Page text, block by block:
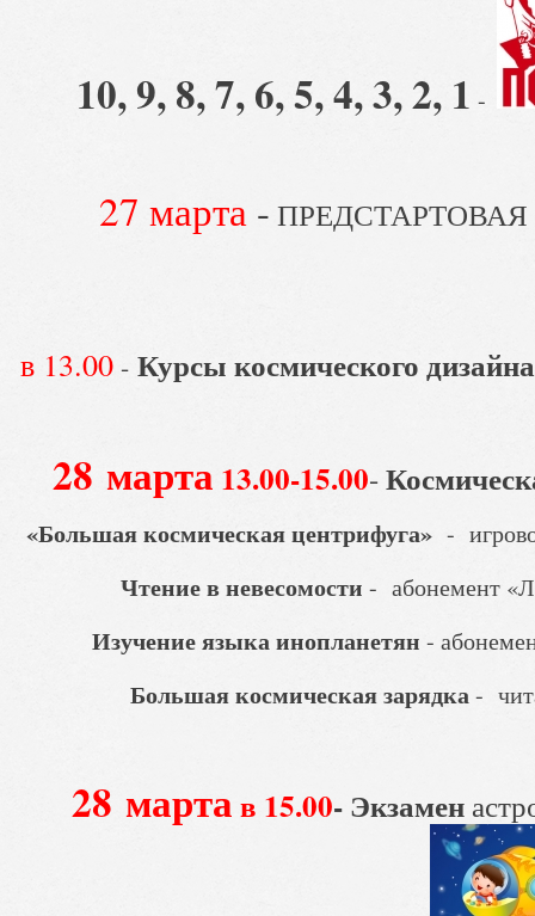
10, 9, 8, 7, 6, 5, 4, 3, 2, 1 -
27 марта - ПРЕДСТАРТОВАЯ
в 13.00- Курсыкосмического
28 марта 13.00-15.00-
«Большая космическая центрифуга» -
Чтение в невесомости - абонемент
Изучение языка инопланетян -
Большая космическая зарядка-
28 мартав 15.00- Экзамен